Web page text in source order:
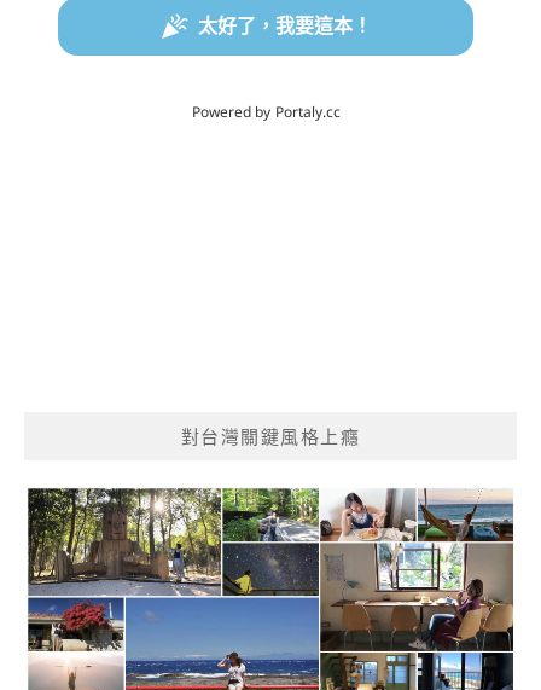
對台灣關鍵風格上癮